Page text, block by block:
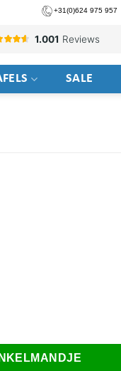
+31(0)624 975 957
SALE
aantal